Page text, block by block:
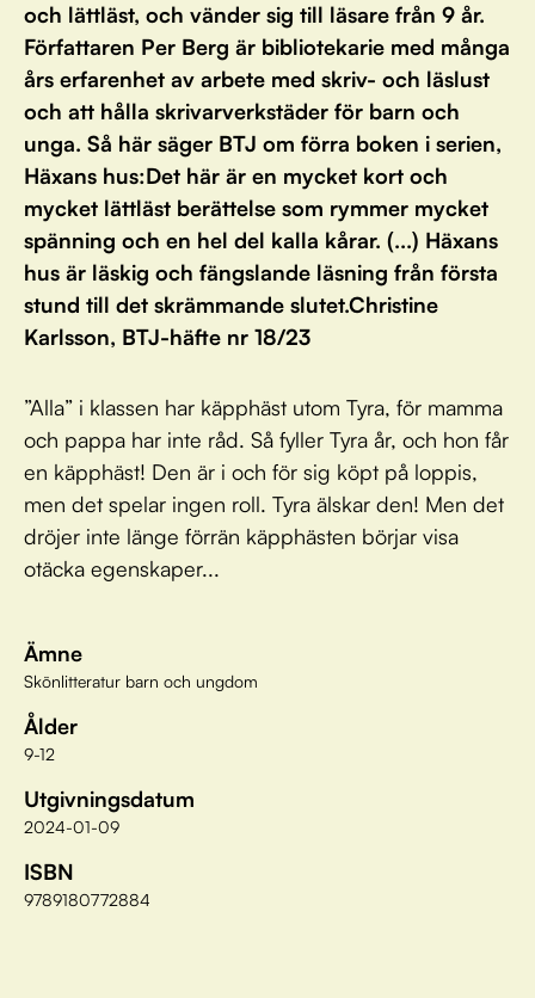
och lättläst, och vänder sig till läsare från 9 år.
Författaren Per Berg är bibliotekarie med många
års erfarenhet av arbete med skriv- och läslust
och att hålla skrivarverkstäder för barn och
unga. Så här säger BTJ om förra boken i serien,
Häxans hus:Det här är en mycket kort och
mycket lättläst berättelse som rymmer mycket
spänning och en hel del kalla kårar. (...) Häxans
hus är läskig och fängslande läsning från första
stund till det skrämmande slutet.Christine
Karlsson, BTJ-häfte nr 18/23
”Alla” i klassen har käpphäst utom Tyra, för mamma
och pappa har inte råd. Så fyller Tyra år, och hon får
en käpphäst! Den är i och för sig köpt på loppis,
men det spelar ingen roll. Tyra älskar den! Men det
dröjer inte länge förrän käpphästen börjar visa
otäcka egenskaper...
Ämne
Skönlitteratur barn och ungdom
Ålder
9-12
Utgivningsdatum
2024-01-09
ISBN
9789180772884